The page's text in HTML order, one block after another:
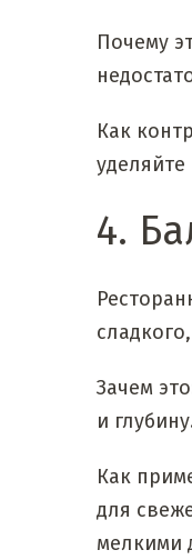
Почему
Как
4.
Зачем
и
Как
для
мелкими